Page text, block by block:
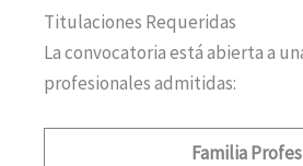
Titulaciones Requeridas
La convocatoria está abierta a
profesionales admitidas:
Familia